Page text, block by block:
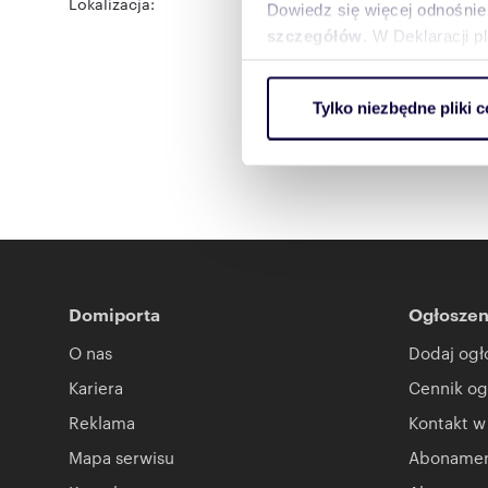
Dowiedz się więcej
szczegółów . W Deklaracji
ruch w naszej witrynie.
reklamowym i
uzyskanymi podczas
Tylko niezbędne pliki
Akacjowa
Domiporta
O nas
Kariera
Reklama
Mapa serwisu
Dodaj
Cennik
Kontakt